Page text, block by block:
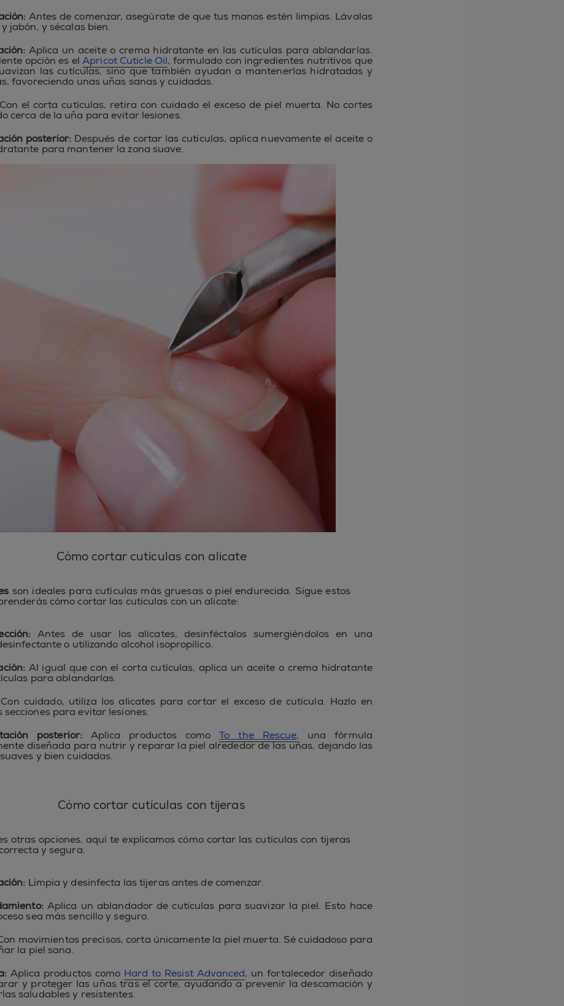
Antes de comenzar, asegúrate de que tus manos estén limpias. Lávalas
jabón, y sécalas bien.
Aplica un aceite o crema hidratante en las cutículas para ablandarlas.
opción es elApricot Cuticle Oil, formulado con ingredientes nutritivos que
las cutículas, sino que también ayudan a mantenerlas hidratadas y
favoreciendo unas uñas sanas y cuidadas.
el corta cutículas, retira con cuidado el exceso de piel muerta. No cortes
cerca de la uña para evitar lesiones.
posterior: Después de cortar las cutículas, aplica nuevamente el aceite o
para mantener la zona suave.
Cómo cortar cutículas con alicate
son ideales para cutículas más gruesas o piel endurecida. Sigue estos
cómo cortar las cutículas con un alicate:
Antes de usar los alicates, desinféctalos sumergiéndolos en una
o utilizando alcohol isopropílico.
Al igual que con el corta cutículas, aplica un aceite o crema hidratante
para ablandarlas.
Con cuidado, utiliza los alicates para cortar el exceso de cutícula. Hazlo en
secciones para evitar lesiones.
posterior: Aplica productos comoTo the Rescue, una fórmula
diseñada para nutrir y reparar la piel alrededor de las uñas, dejando las
y bien cuidadas.
Cómo cortar cutículas con tijeras
otras opciones, aquí te explicamos cómo cortar las cutículas con tijeras
y segura.
Limpia y desinfecta las tijeras antes de comenzar.
Aplica un ablandador de cutículas para suavizar la piel. Esto hace
sea más sencillo y seguro.
movimientos precisos, corta únicamente la piel muerta. Sé cuidadoso para
la piel sana.
Aplica productos como Hard to Resist Advanced, un fortalecedor diseñado
y proteger las uñas tras el corte, ayudando a prevenir la descamación y
saludables y resistentes.